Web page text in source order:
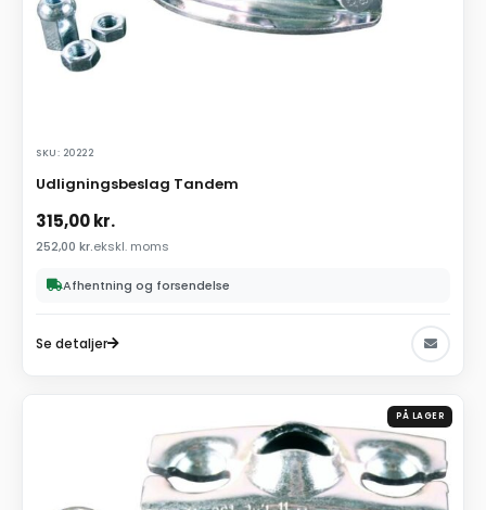
SKU: 20222
Udligningsbeslag Tandem
315,00kr.
252,00 kr.ekskl. moms
Afhentning og forsendelse
Se detaljer
PÅ LAGER